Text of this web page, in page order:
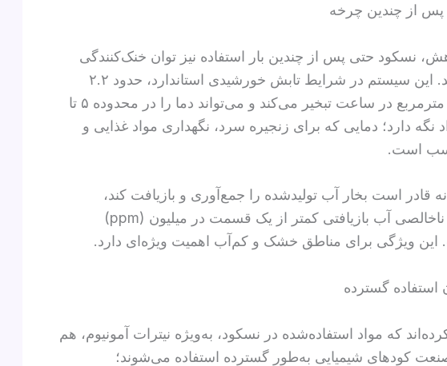
پس از چندین چرخه
نسکود حتی پس از چندین بار استفاده نیز توان خنک‌کنندگی
خود را حفظ می‌کند. این سیستم در شرایط تابش خورشیدی استاندارد، حدود ۲.۲
کیلوگرم آب در هر مترمربع در ساعت تبخیر می‌کند و می‌تواند دما را در محدوده ۵ تا
نگه دارد؛ دمایی که برای زنجیره سرد، نگهداری مواد غذایی و
است.
قادر است بخار آب تولیدشده را جمع‌آوری و بازیافت کند،
به‌طوری که میزان ناخالصی آب بازیافتی کمتر از یک قسمت در میلیون (ppm)
ویژگی برای مناطق خشک و کم‌آب اهمیت ویژه‌ای دارد.
استفاده گسترده
که مواد استفاده‌شده در نسکود، به‌ویژه نیترات آمونیوم، هم
کودهای شیمیایی به‌طور گسترده استفاده می‌شوند؛